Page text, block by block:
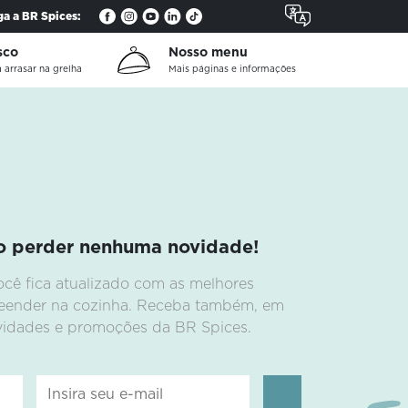
a BR Spices:
arrasar na grelha
Nosso menu
Mais páginas e informações
perder nenhuma novidade!
fica atualizado com as melhores
na cozinha. Receba também, em
e promoções da BR Spices.